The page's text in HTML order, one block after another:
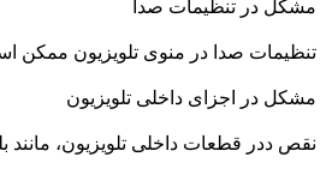
مشکل در تنظیمات صدا
تنظیمات صدا در منوی تلویزیون
مشکل در اجزای داخلی تلویزیون
نقص ددر قطعات داخلی تلویزیون،